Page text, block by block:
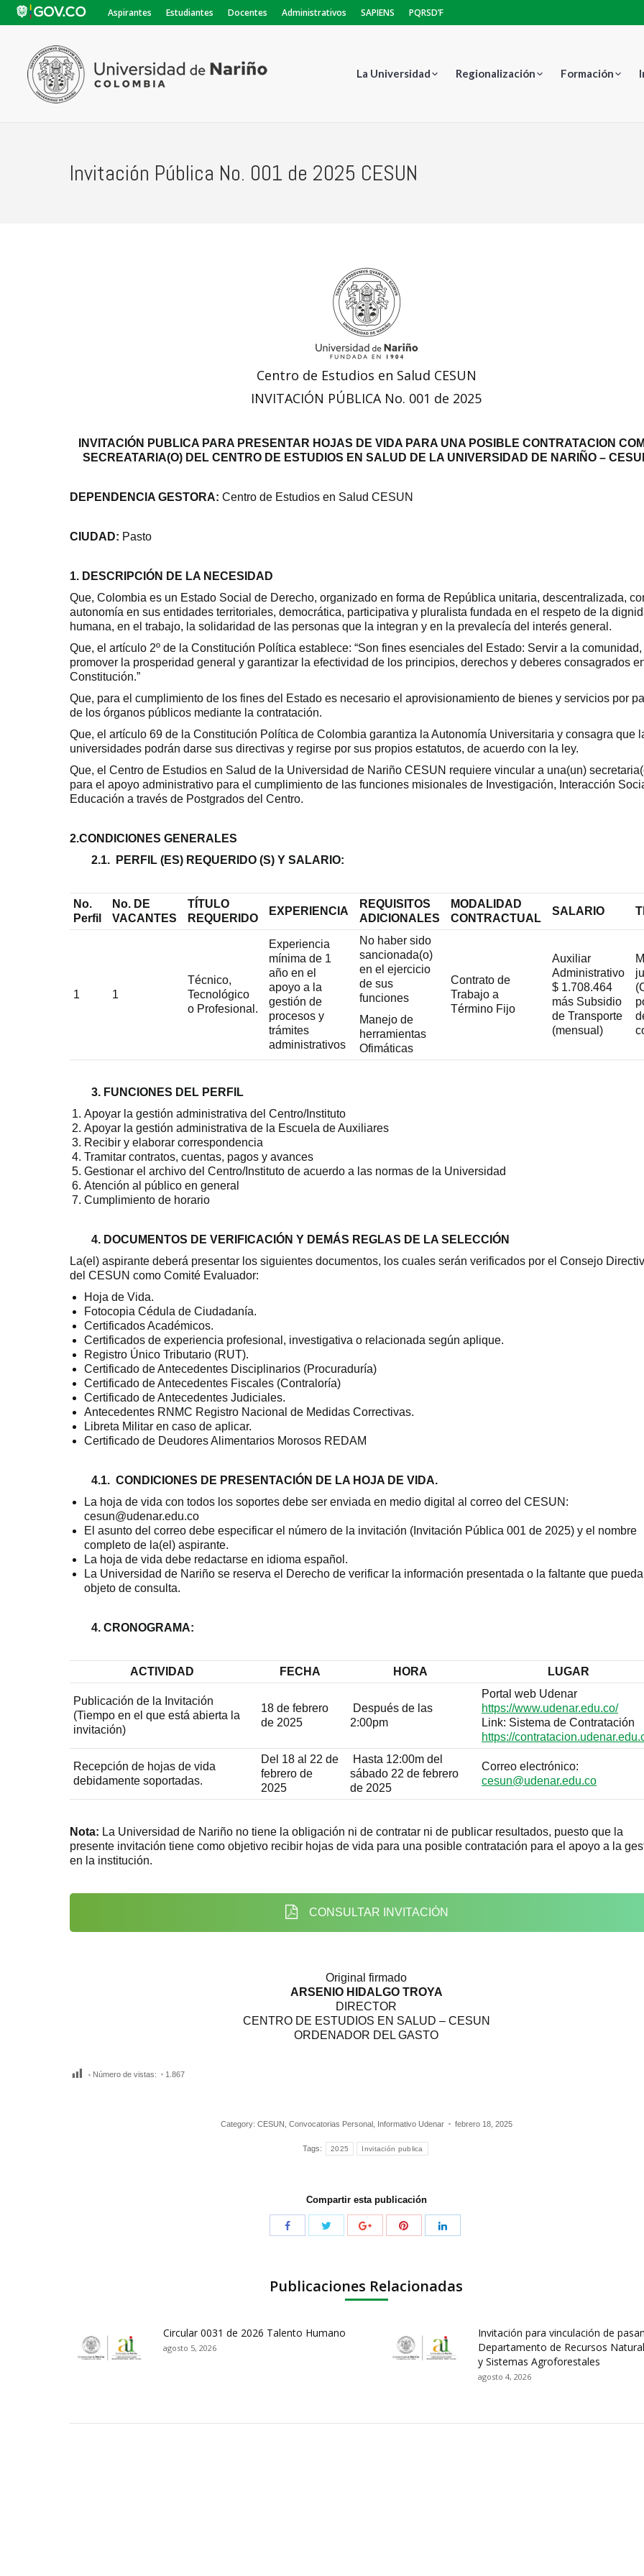
Aspirantes Estudiantes Docentes Administrativos SAPIENS PQRSD’F
La Universidad Regionalización Formación
Invitación Pública No. 001 de 2025 CESUN
Centro de Estudios en Salud CESUN
INVITACIÓN PÚBLICA No. 001 de 2025
INVITACIÓN PUBLICA PARA PRESENTAR HOJAS DE VIDA PARA UNA POSIBLE CONTRATACION
SECREATARIA(O) DEL CENTRO DE ESTUDIOS EN SALUD DE LA UNIVERSIDAD DE NARIÑO –
DEPENDENCIA GESTORA: Centro de Estudios en Salud CESUN
CIUDAD: Pasto
1. DESCRIPCIÓN DE LA NECESIDAD
Que, Colombia es un Estado Social de Derecho, organizado en forma de República unitaria, descentralizada,
autonomía en sus entidades territoriales, democrática, participativa y pluralista fundada en el respeto de la
humana, en el trabajo, la solidaridad de las personas que la integran y en la prevalecía del interés general.
Que, el artículo 2º de la Constitución Política establece: “Son fines esenciales del Estado: Servir a la comunidad,
promover la prosperidad general y garantizar la efectividad de los principios, derechos y deberes consagrados
Constitución.”
Que, para el cumplimiento de los fines del Estado es necesario el aprovisionamiento de bienes y servicios por
de los órganos públicos mediante la contratación.
Que, el artículo 69 de la Constitución Política de Colombia garantiza la Autonomía Universitaria y consagra que
universidades podrán darse sus directivas y regirse por sus propios estatutos, de acuerdo con la ley.
Que, el Centro de Estudios en Salud de la Universidad de Nariño CESUN requiere vincular a una(un)
para el apoyo administrativo para el cumplimiento de las funciones misionales de Investigación, Interacción
Educación a través de Postgrados del Centro.
2.CONDICIONES GENERALES
2.1. PERFIL (ES) REQUERIDO (S) Y SALARIO:
No.
Perfil
No. DE
VACANTES
TÍTULO
REQUERIDO
EXPERIENCIA
REQUISITOS
ADICIONALES
MODALIDAD
CONTRACTUAL
SALARIO
1 1
Técnico,
Tecnológico
o Profesional.
Experiencia
mínima de 1
año en el
apoyo a la
gestión de
procesos y
trámites
administrativos
No haber sido
sancionada(o)
en el ejercicio
de sus
funciones
Manejo de
herramientas
Ofimáticas
Contrato de
Trabajo a
Término Fijo
Auxiliar
Administrativo
$ 1.708.464
más Subsidio
de Transporte
(mensual)
3. FUNCIONES DEL PERFIL
Apoyar la gestión administrativa del Centro/Instituto
Apoyar la gestión administrativa de la Escuela de Auxiliares
Recibir y elaborar correspondencia
Tramitar contratos, cuentas, pagos y avances
Gestionar el archivo del Centro/Instituto de acuerdo a las normas de la Universidad
Atención al público en general
Cumplimiento de horario
4. DOCUMENTOS DE VERIFICACIÓN Y DEMÁS REGLAS DE LA SELECCIÓN
La(el) aspirante deberá presentar los siguientes documentos, los cuales serán verificados por el Consejo
del CESUN como Comité Evaluador:
Hoja de Vida.
Fotocopia Cédula de Ciudadanía.
Certificados Académicos.
Certificados de experiencia profesional, investigativa o relacionada según aplique.
Registro Único Tributario (RUT).
Certificado de Antecedentes Disciplinarios (Procuraduría)
Certificado de Antecedentes Fiscales (Contraloría)
Certificado de Antecedentes Judiciales.
Antecedentes RNMC Registro Nacional de Medidas Correctivas.
Libreta Militar en caso de aplicar.
Certificado de Deudores Alimentarios Morosos REDAM
4.1. CONDICIONES DE PRESENTACIÓN DE LA HOJA DE VIDA.
La hoja de vida con todos los soportes debe ser enviada en medio digital al correo del CESUN:
cesun@udenar.edu.co
El asunto del correo debe especificar el número de la invitación (Invitación Pública 001 de 2025) y el nombre
completo de la(el) aspirante.
La hoja de vida debe redactarse en idioma español.
La Universidad de Nariño se reserva el Derecho de verificar la información presentada o la faltante que
objeto de consulta.
4. CRONOGRAMA:
ACTIVIDAD FECHA HORA LUGAR
Publicación de la Invitación
(Tiempo en el que está abierta la
invitación)
18 de febrero
de 2025
Después de las
2:00pm
Portal web Udenar
https://www.udenar.edu.co/
Link: Sistema de Contratación
https://
Recepción de hojas de vida
debidamente soportadas.
Del 18 al 22 de
febrero de
2025
Hasta 12:00m del
sábado 22 de febrero
de 2025
Correo electrónico:
cesun@udenar.edu.co
Nota: La Universidad de Nariño no tiene la obligación ni de contratar ni de publicar resultados, puesto que la
presente invitación tiene como objetivo recibir hojas de vida para una posible contratación para el apoyo a la
en la institución.
CONSULTAR INVITACIÓN
Original firmado
ARSENIO HIDALGO TROYA
DIRECTOR
CENTRO DE ESTUDIOS EN SALUD – CESUN
ORDENADOR DEL GASTO
Número de vistas: 1.867
Category: CESUN Convocatorias Personal, Informativo Udenar febrero 18, 2025
Tags: 2025 Invitación publica
Compartir esta publicación
Publicaciones Relacionadas
Circular 0031 de 2026 Talento Humano
agosto 5, 2026
Invitación para vinculación de
Departamento de Recursos
y Sistemas Agroforestales
agosto 4, 2026